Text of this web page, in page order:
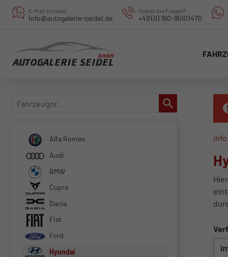
E-Mail Kontakt
info@autogalerie-seidel.de
Haben Sie Fragen?
+49 (0) 160-95101470
info
Fahrzeugnr.
Alfa Romeo
Audi
BMW
Cupra
Dacia
Fiat
Ford
Hyundai